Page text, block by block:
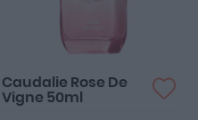
Caudalie Rose De
Vigne 50ml